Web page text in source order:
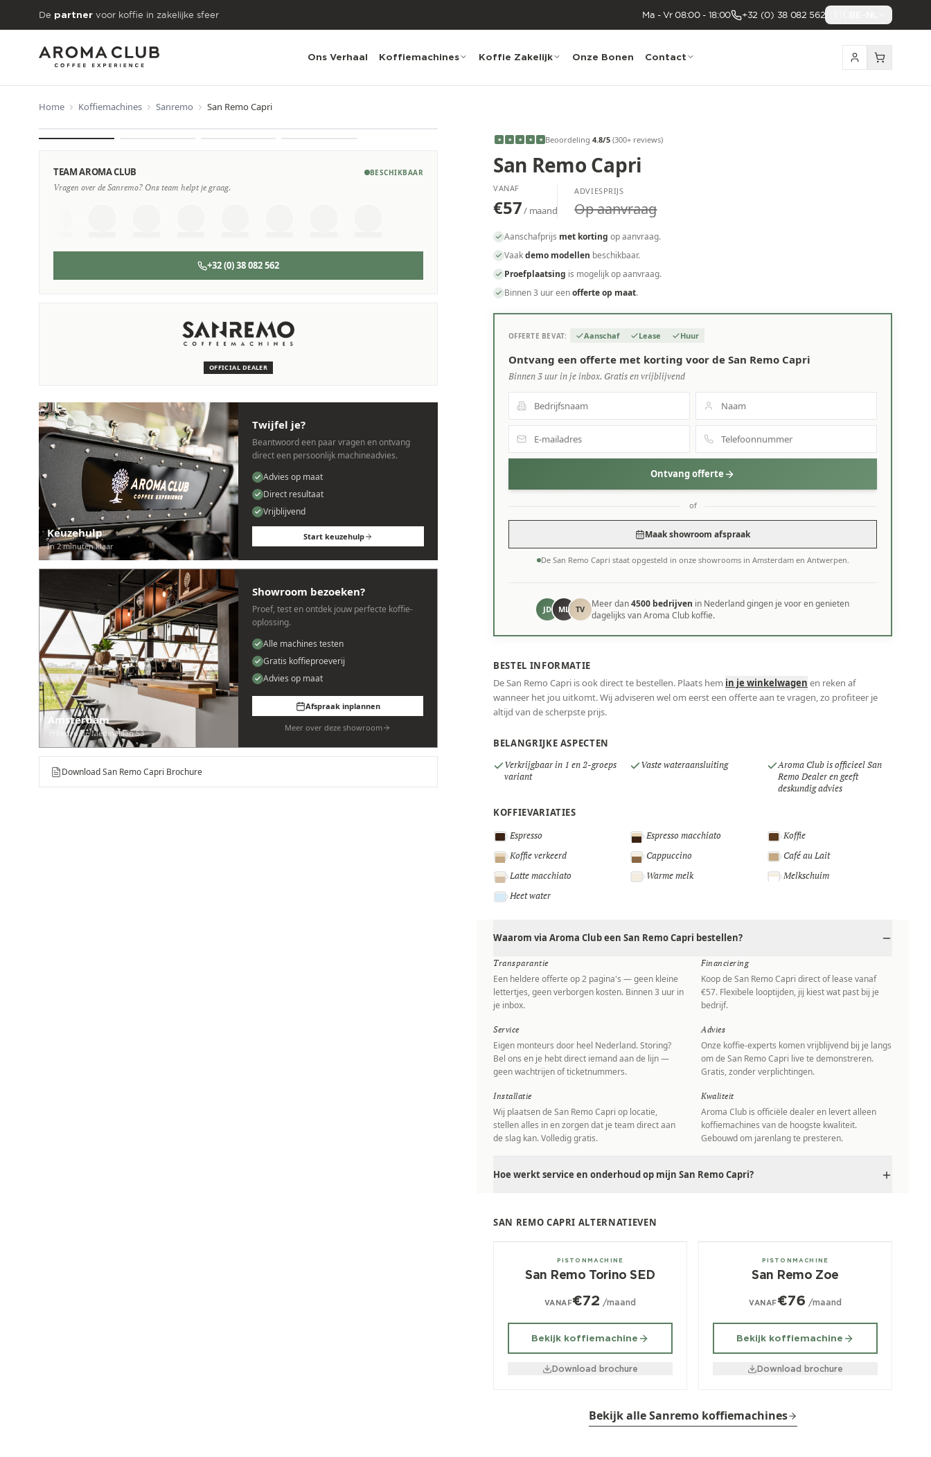
Skip to main content
De partner voor koffie in zakelijke sfeer Ma - Vr 08:00 - 18:00 +32 (0) 38 082 562
Ons Verhaal Koffiemachines Koffie Zakelijk Onze Bonen Contact
Home Koffiemachines Sanremo San Remo Capri
TEAM AROMA CLUB BESCHIKBAAR
Vragen over de Sanremo? Ons team helpt je graag.
+32 (0) 38 082 562
OFFICIAL DEALER
Keuzehulp
In 2 minuten klaar
Twijfel je?
Beantwoord een paar vragen en ontvang
direct een persoonlijk machineadvies.
Advies op maat
Direct resultaat
Vrijblijvend
Start keuzehulp
Amsterdam
Pedro de Medinalaan 53
Showroom bezoeken?
Proef, test en ontdek jouw perfecte koffie-
oplossing.
Alle machines testen
Gratis koffieproeverij
Advies op maat
Afspraak inplannen
Meer over deze showroom
Download San Remo Capri Brochure
★ ★ ★ ★ ★ Beoordeling 4.8/5 (300+ reviews)
San Remo Capri
VANAF
€57/ maand
ADVIESPRIJS
Op aanvraag
Aanschafprijs met korting op aanvraag.
Vaakdemo modellen beschikbaar.
Proefplaatsing is mogelijk op aanvraag.
Binnen 3 uur eenofferte op maat.
OFFERTE BEVAT: Aanschaf Lease Huur
Ontvang een offerte met korting voor de San Remo Capri
Binnen 3 uur in je inbox. Gratis en vrijblijvend
Ontvang offerte
of
Maak showroom afspraak
De San Remo Capri staat opgesteld in onze showrooms in Amsterdam en Antwerpen.
JD ML TV Meer dan4500 bedrijven in Nederland gingen je voor en genieten
dagelijks van Aroma Club koffie.
BESTEL INFORMATIE
De San Remo Capri is ook direct te bestellen. Plaats hem in je winkelwagen en reken af
wanneer het jou uitkomt. Wij adviseren wel om eerst een offerte aan te vragen, zo profiteer je
altijd van de scherpste prijs.
BELANGRIJKE ASPECTEN
Verkrijgbaar in 1 en 2-groeps
variant
Vaste wateraansluiting
Aroma Club is officieel San
Remo Dealer en geeft
deskundig advies
KOFFIEVARIATIES
Espresso
Espresso macchiato
Koffie
Koffie verkeerd
Cappuccino
Café au Lait
Latte macchiato
Warme melk
Melkschuim
Heet water
Waarom via Aroma Club een San Remo Capri bestellen?
Transparantie
Een heldere offerte op 2 pagina's — geen kleine
lettertjes, geen verborgen kosten. Binnen 3 uur in
je inbox.
Financiering
Koop de San Remo Capri direct of lease vanaf
€57. Flexibele looptijden, jij kiest wat past bij je
bedrijf.
Service
Eigen monteurs door heel Nederland. Storing?
Bel ons en je hebt direct iemand aan de lijn —
geen wachtrijen of ticketnummers.
Advies
Onze koffie-experts komen vrijblijvend bij je langs
om de San Remo Capri live te demonstreren.
Gratis, zonder verplichtingen.
Installatie
Wij plaatsen de San Remo Capri op locatie,
stellen alles in en zorgen dat je team direct aan
de slag kan. Volledig gratis.
Kwaliteit
Aroma Club is officiële dealer en levert alleen
koffiemachines van de hoogste kwaliteit.
Gebouwd om jarenlang te presteren.
Hoe werkt service en onderhoud op mijn San Remo Capri?
SAN REMO CAPRI ALTERNATIEVEN
2, 3 groepsPISTONMACHINE
San Remo Torino SED
VANAF€72 /maand
Bekijk koffiemachine
Download brochure
1, 2, 3 groepsPISTONMACHINE
San Remo Zoe
VANAF€76 /maand
Bekijk koffiemachine
Download brochure
Bekijk alle Sanremo koffiemachines